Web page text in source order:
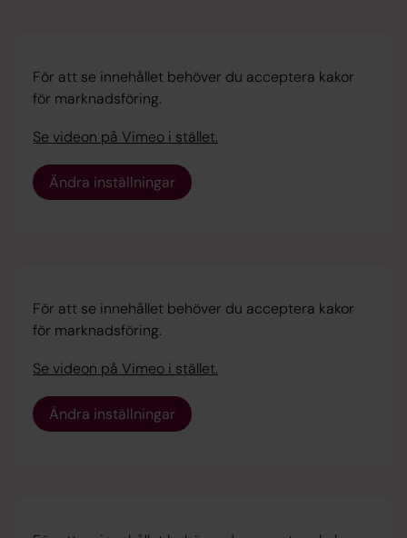
För att se innehållet behöver du acceptera kakor
för marknadsföring.
Se videon på Vimeo i stället.
Ändra inställningar
För att se innehållet behöver du acceptera kakor
för marknadsföring.
Se videon på Vimeo i stället.
Ändra inställningar